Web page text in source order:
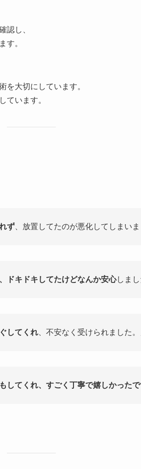
認し、
す。
を大切にしています。
ています。
ず 、放置してたのが悪化してしまい
ドキドキしてたけどなんか安心しま
してくれ 、不安なく受けられました
してくれ、すごく丁寧で嬉しかった